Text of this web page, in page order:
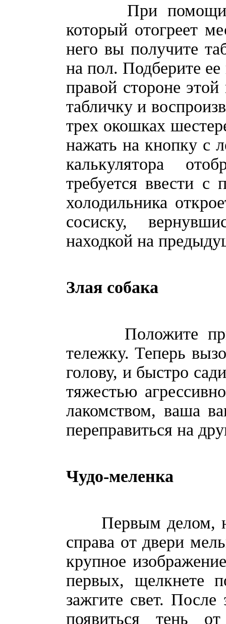
При помощи
который отогреет
него вы получите
на пол. Подберите
правой стороне
табличку и
трех окошках
нажать на кнопку с
калькулятора
требуется ввести
холодильника
сосиску,
находкой на
Злая собака
Положите
тележку. Теперь
голову, и быстро
тяжестью
лакомством, ваша
переправиться на
Чудо-меленка
Первым делом,
справа от двери
крупное
первых, щелкнете
зажгите свет.
появиться тень